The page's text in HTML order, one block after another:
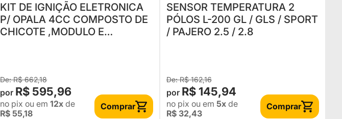
KIT DE IGNIÇÃO ELETRONICA
P/ OPALA 4CC COMPOSTO DE
CHICOTE ,MODULO E
R$ 662,18
R$ 595,96
no pix ou em12x de
R$ 55,18
Comprar
SENSOR TEMPERATURA 2
PÓLOS L-200 GL / GLS / SPORT
/ PAJERO 2.5 / 2.8
R$ 162,16
R$ 145,94
no pix ou em 5xde
R$ 32,43
Comprar